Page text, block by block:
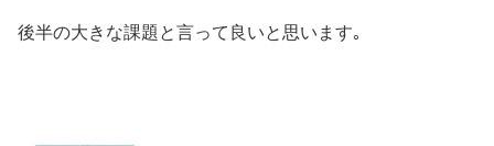
後半の大きな課題と言って良いと思います｡